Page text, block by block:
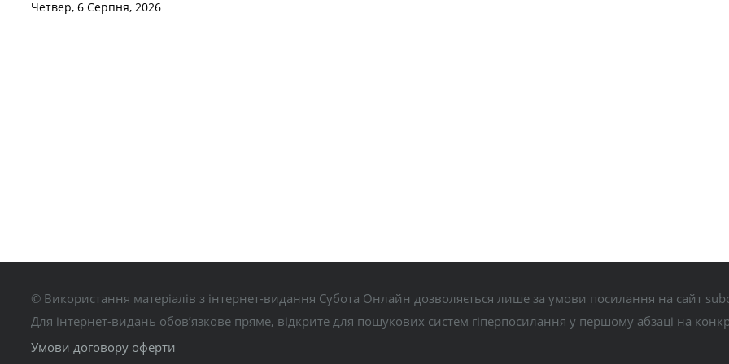
Четвер, 6 Серпня, 2026
© Використання матеріалів з інтернет-видання Субота Онлайн дозволяється лише за умови посилання на сайт
Для інтернет-видань обов’язкове пряме, відкрите для пошукових систем гіперпосилання у першому абзаці на
Умови договору оферти